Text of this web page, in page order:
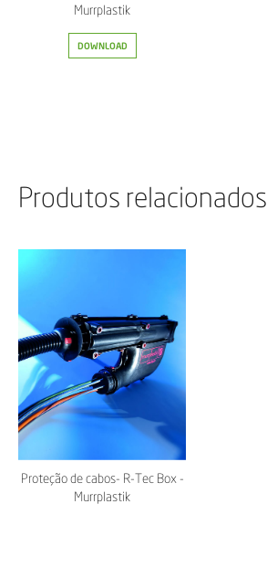
Murrplastik
DOWNLOAD
Produtos relacionados
Proteção de cabos- R-Tec Box -
Murrplastik